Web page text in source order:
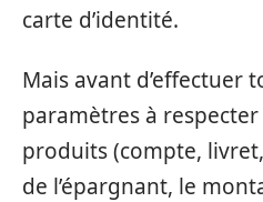
carte d’identité.
Mais avant d’effectuer
paramètres à
produits (compte, livret,
de l’épargnant, le